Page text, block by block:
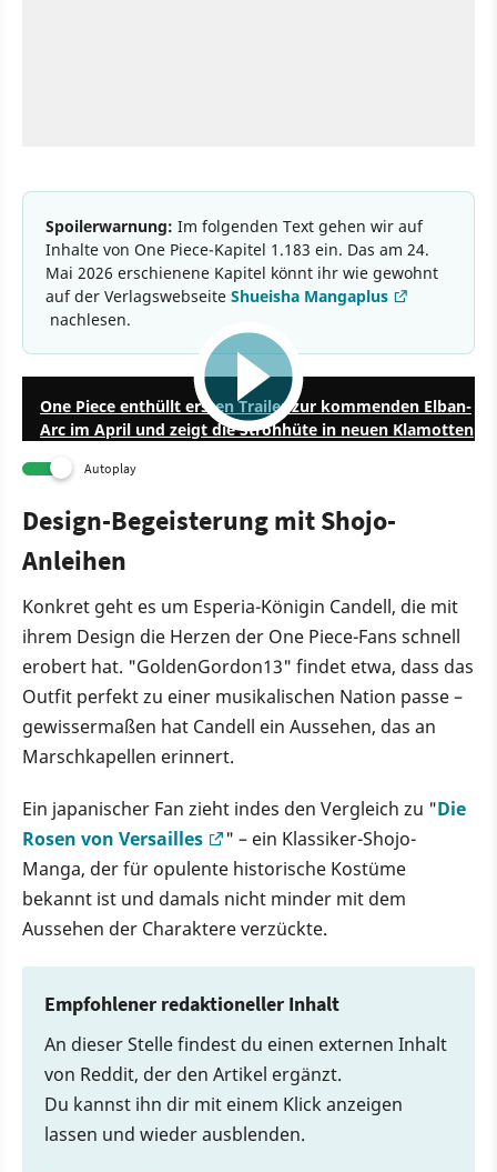
Spoilerwarnung: Im folgenden Text gehen wir auf
Inhalte von One Piece-Kapitel 1.183 ein. Das am 24.
Mai 2026 erschienene Kapitel könnt ihr wie gewohnt
auf der Verlagswebseite Shueisha Mangaplus
nachlesen.
0:30
One Piece enthüllt ersten Trailer zur kommenden Elban-
Arc im April und zeigt die Strohhüte in neuen Klamotten
Autoplay
Design-Begeisterung mit Shojo-
Anleihen
Konkret geht es um Esperia-Königin Candell, die mit
ihrem Design die Herzen der One Piece-Fans schnell
erobert hat. "GoldenGordon13" findet etwa, dass das
Outfit perfekt zu einer musikalischen Nation passe –
gewissermaßen hat Candell ein Aussehen, das an
Marschkapellen erinnert.
Ein japanischer Fan zieht indes den Vergleich zu "Die
Rosen von Versailles
" – ein Klassiker-Shojo-
Manga, der für opulente historische Kostüme
bekannt ist und damals nicht minder mit dem
Aussehen der Charaktere verzückte.
Empfohlener redaktioneller Inhalt
An dieser Stelle findest du einen externen Inhalt
von Reddit, der den Artikel ergänzt.
Du kannst ihn dir mit einem Klick anzeigen
lassen und wieder ausblenden.